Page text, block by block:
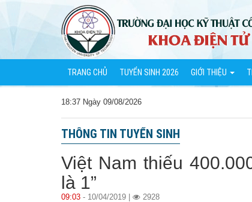
TRANG CHỦ TUYỂN SINH 2026 GIỚI THIỆU
18:37 Ngày 09/08/2026
THÔNG TIN TUYỂN SINH
Việt Nam thiếu
là 1”
09:03 - 10/04/2019 | 2928